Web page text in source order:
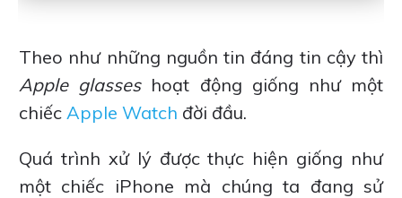
Theo như những nguồn tin đáng tin cậy thì
Apple glasseshoạt động giống như một
chiếc Apple Watch đời đầu.
Quá trình xử lý được thực hiện giống như
một chiếc iPhone mà chúng ta đang sử